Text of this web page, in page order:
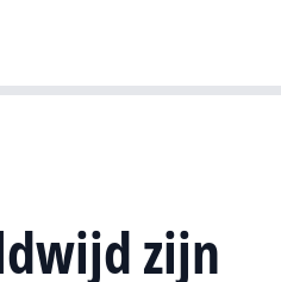
zijn